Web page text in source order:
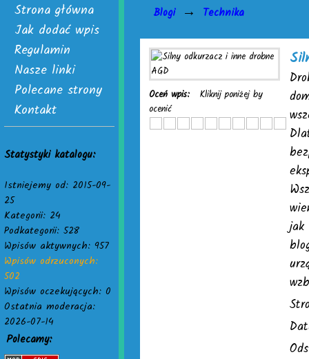
Strona główna
Jak dodać wpis
Regulamin
Nasze linki
Polecane strony
Kontakt
Statystyki katalogu:
Istniejemy od: 2015-09-
25
Kategorii: 24
Podkategorii: 528
Wpisów aktywnych: 957
Wpisów odrzuconych:
502
Wpisów oczekujących: 0
Ostatnia moderacja:
2026-07-14
Polecamy:
Blogi → Technika
Oceń wpis:
Kliknij poniżej by
ocenić
jak